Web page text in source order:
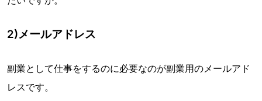
2)メールアドレス
副業として仕事をするのに必要なのが副業用のメールアド
レスです。